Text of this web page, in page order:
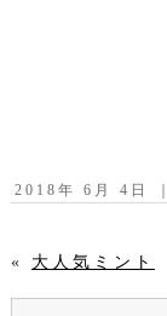
2018年 6月 4日
« 大人気ミント